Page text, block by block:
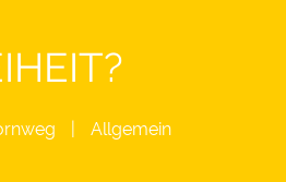
Allgemein